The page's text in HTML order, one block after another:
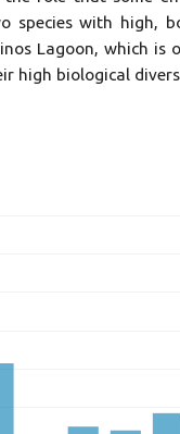
species with high,
Lagoon, which is
high biological